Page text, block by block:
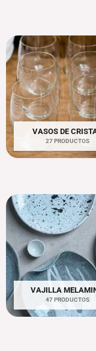
VASOS DE
27 PRODUCTOS
VAJILLA
47 PRODUCTOS